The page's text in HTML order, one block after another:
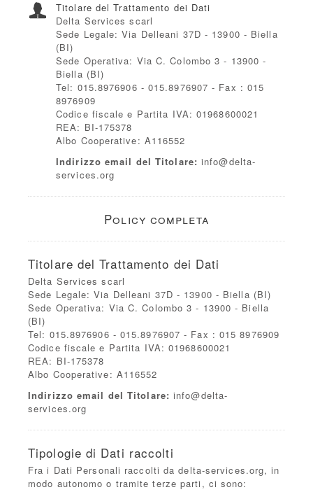
Titolare del Trattamento dei Dati
Delta Services scarl
Sede Legale: Via Delleani 37D - 13900 - Biella
(BI)
Sede Operativa: Via C. Colombo 3 - 13900 -
Biella (BI)
Tel: 015.8976906 - 015.8976907 - Fax : 015
8976909
Codice fiscale e Partita IVA: 01968600021
REA: BI-175378
Albo Cooperative: A116552
Indirizzo email del Titolare: info@delta-
services.org
Policy completa
Titolare del Trattamento dei Dati
Delta Services scarl
Sede Legale: Via Delleani 37D - 13900 - Biella (BI)
Sede Operativa: Via C. Colombo 3 - 13900 - Biella
(BI)
Tel: 015.8976906 - 015.8976907 - Fax : 015 8976909
Codice fiscale e Partita IVA: 01968600021
REA: BI-175378
Albo Cooperative: A116552
Indirizzo email del Titolare: info@delta-
services.org
Tipologie di Dati raccolti
Fra i Dati Personali raccolti da delta-services.org, in
modo autonomo o tramite terze parti, ci sono: